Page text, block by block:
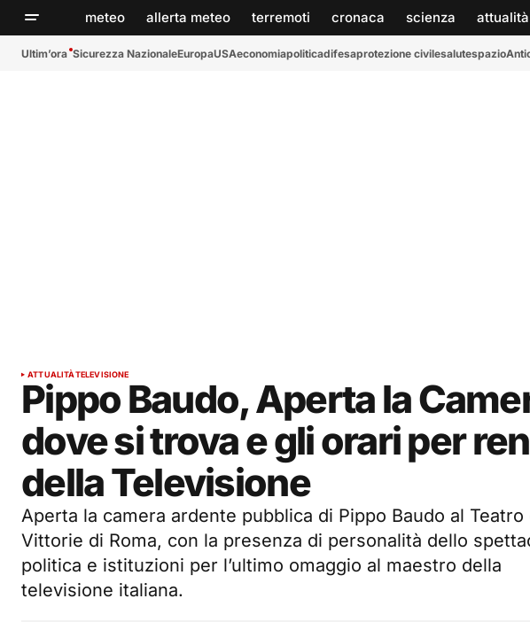
meteo allerta meteo terremoti cronaca scienza attualità
Ultim’ora Sicurezza NazionaleEuropaUSAeconomiapoliticadifesaprotezione civilesalutespazio
ATTUALITÀTELEVISIONE
Pippo Baudo, Aperta la
dove si trova e gli orari per
della Televisione
Aperta la camera ardente pubblica di Pippo Baudo al Teatro
Vittorie di Roma, con la presenza di personalità dello
politica e istituzioni per l’ultimo omaggio al maestro della
televisione italiana.